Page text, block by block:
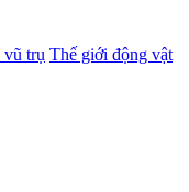
vũ trụ Thế giới động vật